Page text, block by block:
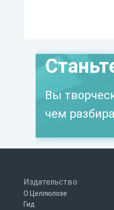
Вы
чем
Издательство
О Целлюлозе
Гид